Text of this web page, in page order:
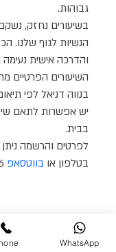
גבוהות.
בשיעורים נחזק,
הנשיות לגוף שלנו.
והדרכה אישית נעימה
השיעורים הפרטיים
בנווה דניאל לפי
יש אפשרות לתאם
בבית.
לפרטים והרשמה
בטלפון או בווטסאפ
WhatsApp